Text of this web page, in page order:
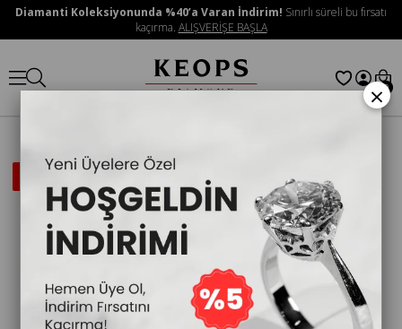
Diamanti Koleksiyonunda %40’a Varan İndirim! Sınırlı süreli bu fırsatı
kaçırma. ALIŞVERİŞE BAŞLA
0
İNDIRIMLI
×